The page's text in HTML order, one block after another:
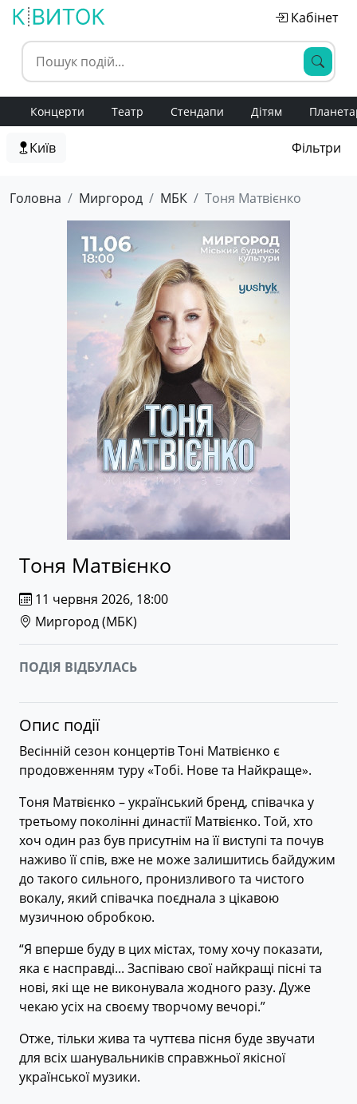
Кабінет
Концерти Театр Стендапи Дітям
Київ Фільтри
Головна Миргород МБК Тоня Матвієнко
Тоня Матвієнко
11 червня 2026, 18:00
Миргород (МБК)
ПОДІЯ ВІДБУЛАСЬ
Опис події
Весінній сезон концертів Тоні Матвієнко є
продовженням туру «Тобі. Нове та Найкраще».
Тоня Матвієнко – український бренд, співачка у
третьому поколінні династії Матвієнко. Той, хто
хоч один раз був присутнім на її виступі та почув
наживо її спів, вже не може залишитись байдужим
до такого сильного, пронизливого та чистого
вокалу, який співачка поєднала з цікавою
музичною обробкою.
“Я вперше буду в цих містах, тому хочу показати,
яка є насправді... Заспіваю свої найкращі пісні та
нові, які ще не виконувала жодного разу. Дуже
чекаю усіх на своєму творчому вечорі.”
Отже, тільки жива та чуттєва пісня буде звучати
для всіх шанувальників справжньої якісної
української музики.